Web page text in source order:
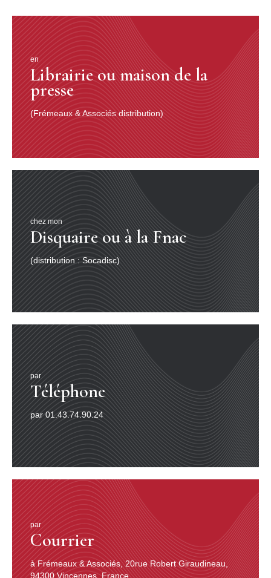
par
Téléphone
par 01.43.74.90.24
par
Courrier
à Frémeaux & Associés, 20rue Robert Giraudineau,
94300 Vincennes, France
en
Librairie ou maison de la
presse
(Frémeaux & Associés distribution)
chez mon
Disquaire ou à la Fnac
(distribution : Socadisc)